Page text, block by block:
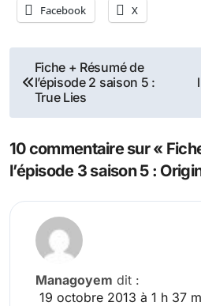
Facebook X
Navigation
de
Fiche + Résumé de
l’épisode 2 saison 5 :
True Lies
10 commentaire sur «
l’épisode 3 saison 5 :
Managoyem dit :
19 octobre 2013 à 1 h 37